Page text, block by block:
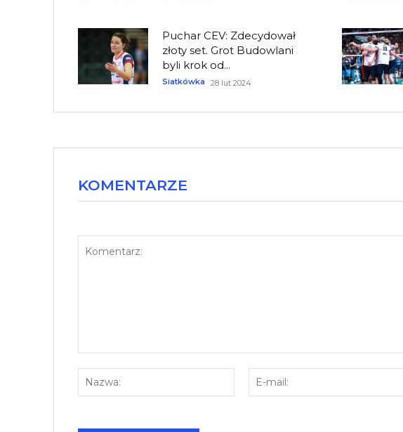
Puchar CEV: Zdecydował
złoty set. Grot Budowlani
byli krok od...
Siatkówka 28 lut 2024
KOMENTARZE